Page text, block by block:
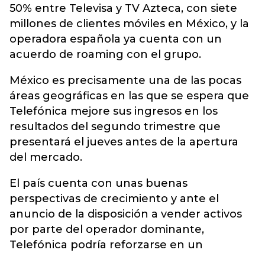
50% entre Televisa y TV Azteca, con siete
millones de clientes móviles en México, y la
operadora española ya cuenta con un
acuerdo de roaming con el grupo.
México es precisamente una de las pocas
áreas geográficas en las que se espera que
Telefónica mejore sus ingresos en los
resultados del segundo trimestre que
presentará el jueves antes de la apertura
del mercado.
El país cuenta con unas buenas
perspectivas de crecimiento y ante el
anuncio de la disposición a vender activos
por parte del operador dominante,
Telefónica podría reforzarse en un